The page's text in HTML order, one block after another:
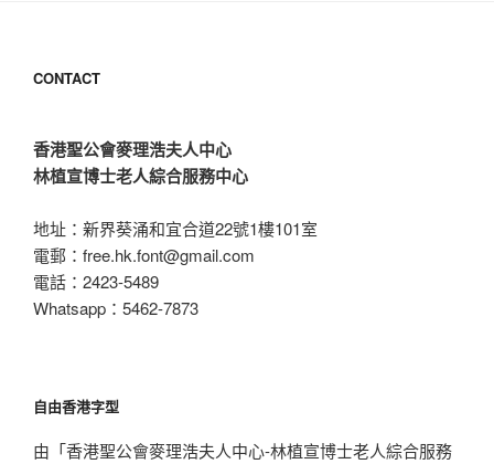
CONTACT
香港聖公會麥理浩夫人中心
林植宣博士老人綜合服務中心
地址：新界葵涌和宜合道22號1樓101室
電郵： free.hk.font@gmail.com
電話：2423-5489
Whatsapp：5462-7873
自由香港字型
由「香港聖公會麥理浩夫人中心-林植宣博士老人綜合服務